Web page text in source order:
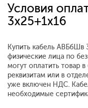
Условия
3x25+1x16
Купить кабель АВБбШв
физические лица по
могут оплатить товар
реквизитам или в
уже включен НДС.
необходимые